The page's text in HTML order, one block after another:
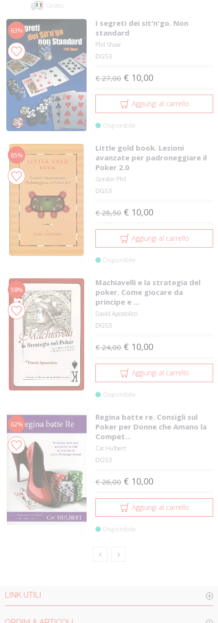
Gratis
63%
I segreti dei sit'n'go. Non
standard
Phil Shaw
DGS3
€ 27,00 € 10,00
Aggiungi al carrello
Disponibile
65%
Little gold book. Lezioni
avanzate per padroneggiare il
Poker 2.0
Gordon Phil
DGS3
€ 28,50 € 10,00
Aggiungi al carrello
Disponibile
58%
Machiavelli e la strategia del
poker. Come giocare da
principe e ...
David Apostolico
DGS3
€ 24,00 € 10,00
Aggiungi al carrello
Disponibile
62%
Regina batte re. Consigli sul
Poker per Donne che Amano la
Compet...
Cat Hulbert
DGS3
€ 26,00 € 10,00
Aggiungi al carrello
Disponibile
LINK UTILI